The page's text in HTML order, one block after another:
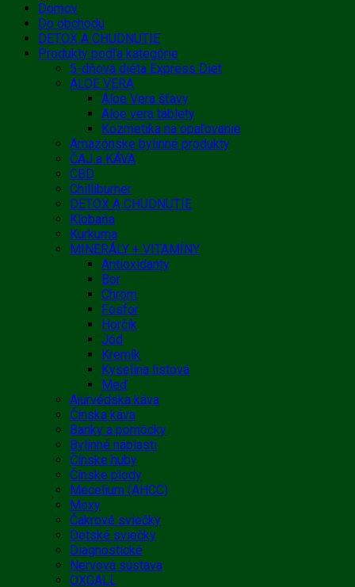
Domov
Do obchodu
DETOX A CHUDNUTIE
Produkty podľa kategórie
5-dňová diéta Express Diet
ALOE VERA
Aloe Vera šťavy
Aloe vera tablety
Kozmetika na opaľovanie
Amazónske bylinné produkty
ČAJ a KÁVA
CBD
Chilliburner
DETOX A CHUDNUTIE
Klobaňa
Kurkuma
MINERÁLY + VITAMÍNY
Antioxidanty
Bor
Chróm
Fosfor
Horčík
Jód
Kremík
Kyselina listová
Meď
Ajurvédska káva
Čínska káva
Banky a pomôcky
Bylinné náplasti
Čínske huby
Čínske plody
Mecelium (AHCC)
Moxy
Čakrové sviečky
Detské sviečky
Diagnostické
Nervová sústava
OXGALL